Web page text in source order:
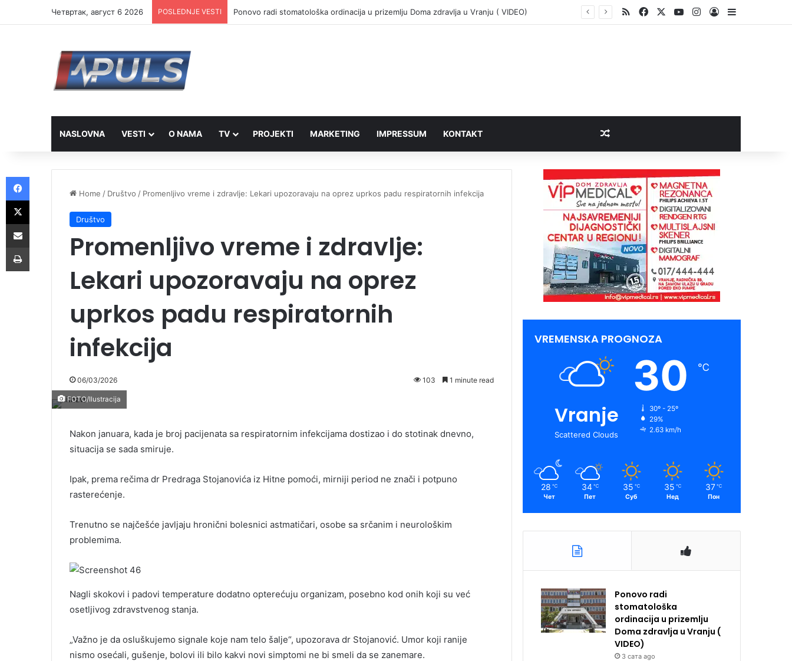
Четвртак, август 6 2026 POSLEDNJE VESTI Ponovo radi stomatološka ordinacija u prizemlju Doma zdravlja u Vranju ( VIDEO) RSSFacebookYouTubeInstagram
Log InSidebar
NASLOVNA VESTI O NAMA TV PROJEKTI MARKETING IMPRESSUM KONTAKT Random Article
Home / Društvo / Promenljivo vreme i zdravlje: Lekari upozoravaju na oprez uprkos padu respiratornih infekcija
Društvo
Promenljivo vreme i zdravlje:
Lekari upozoravaju na oprez
uprkos padu respiratornih
infekcija
06/03/2026 103 1 minute read
FOTO/Ilustracija
Nakon januara, kada je broj pacijenata sa respiratornim infekcijama dostizao i do stotinak dnevno,
situacija se sada smiruje.
Ipak, prema rečima dr Predraga Stojanovića iz Hitne pomoći, mirniji period ne znači i potpuno
rasterećenje.
Trenutno se najčešće javljaju hronični bolesnici astmatičari, osobe sa srčanim i neurološkim
problemima.
Nagli skokovi i padovi temperature dodatno opterećuju organizam, posebno kod onih koji su već
osetljivog zdravstvenog stanja.
„Važno je da osluškujemo signale koje nam telo šalje“, upozorava dr Stojanović. Umor koji ranije
nismo osećali, gušenje, bolovi ili bilo kakvi novi simptomi ne bi smeli da se zanemare.
VREMENSKA PROGNOZA
Vranje
Scattered Clouds
30 ℃
30º - 25º
29%
2.63 km/h
28 ℃
Чет
34 ℃
Пет
35 ℃
Суб
35 ℃
Нед
37 ℃
Пон
Ponovo radi
stomatološka
ordinacija u prizemlju
Doma zdravlja u Vranju (
VIDEO)
3 сата ago
Facebook
X
Share via Email